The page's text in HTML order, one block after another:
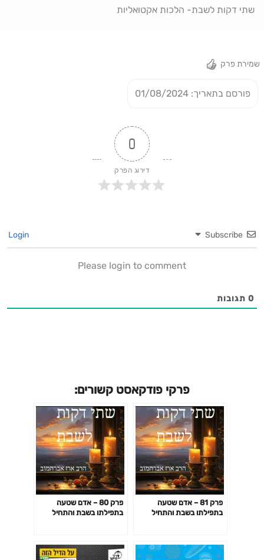
שתי דקות לשבת- הלכות אקטואליות
שמירת פרק
פורסם בתאריך: 01/08/2024
0
דירוג הפרק
Subscribe
Please login to comment
0 תגובות
פרקי פודקאסט קשורים:
פרק 81 – אדם שטעה
בתפילתו בשבת והתחיל
פרק 80 – אדם שטעה
בתפילתו בשבת והתחיל